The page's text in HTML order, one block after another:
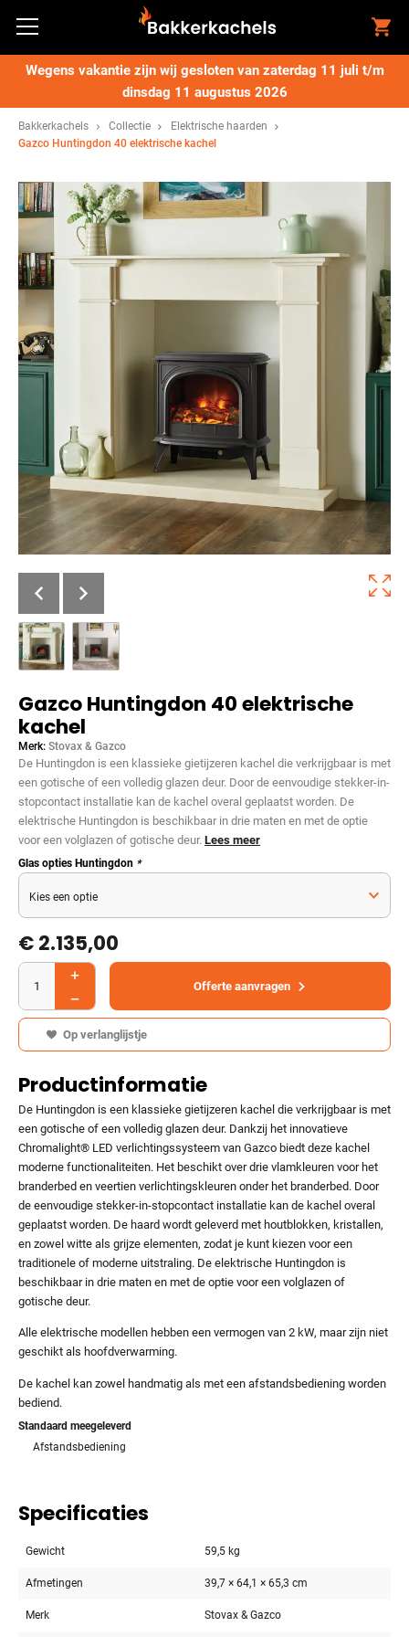
Wegens vakantie zijn wij gesloten van zaterdag 11 juli t/m
dinsdag 11 augustus 2026
Bakkerkachels Collectie
Elektrische haarden
Gazco Huntingdon 40 elektrische kachel
Gazco Huntingdon 40 elektrische
kachel
Merk: Stovax & Gazco
De Huntingdon is een klassieke gietijzeren kachel die verkrijgbaar is met
een gotische of een volledig glazen deur. Door de eenvoudige stekker-in-
stopcontact installatie kan de kachel overal geplaatst worden. De
elektrische Huntingdon is beschikbaar in drie maten en met de optie
voor een volglazen of gotische deur. Lees meer
Glas opties Huntingdon *
€ 2.135,00
Offerte aanvragen
Op verlanglijstje
Productinformatie
De Huntingdon is een klassieke gietijzeren kachel die verkrijgbaar is met
een gotische of een volledig glazen deur. Dankzij het innovatieve
Chromalight® LED verlichtingssysteem van Gazco biedt deze kachel
moderne functionaliteiten. Het beschikt over drie vlamkleuren voor het
branderbed en veertien verlichtingskleuren onder het branderbed. Door
de eenvoudige stekker-in-stopcontact installatie kan de kachel overal
geplaatst worden. De haard wordt geleverd met houtblokken, kristallen,
en zowel witte als grijze elementen, zodat je kunt kiezen voor een
traditionele of moderne uitstraling. De elektrische Huntingdon is
beschikbaar in drie maten en met de optie voor een volglazen of
gotische deur.
Alle elektrische modellen hebben een vermogen van 2 kW, maar zijn niet
geschikt als hoofdverwarming.
De kachel kan zowel handmatig als met een afstandsbediening worden
bediend.
Standaard meegeleverd
Afstandsbediening
Specificaties
Gewicht 59,5 kg
Afmetingen 39,7 × 64,1 × 65,3 cm
Merk Stovax & Gazco